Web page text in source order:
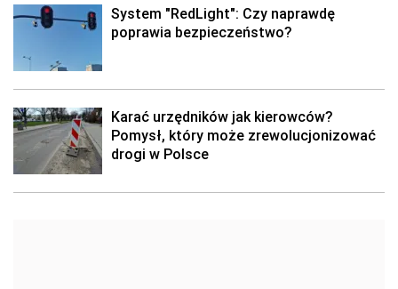
System "RedLight": Czy naprawdę
poprawia bezpieczeństwo?
Karać urzędników jak kierowców?
Pomysł, który może zrewolucjonizować
drogi w Polsce